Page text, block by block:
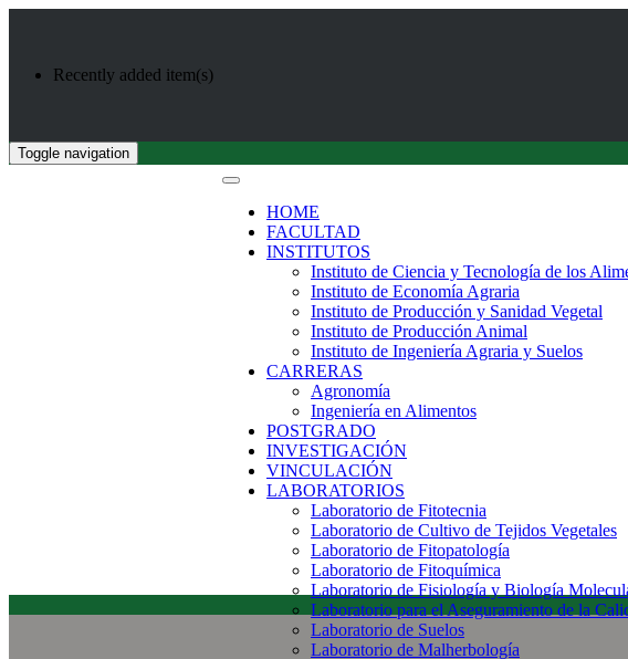
Recently added item(s)
Toggle navigation
HOME
FACULTAD
INSTITUTOS
Instituto de Ciencia y Tecnología de los
Instituto de Economía Agraria
Instituto de Producción y Sanidad Vegetal
Instituto de Producción Animal
Instituto de Ingeniería Agraria y Suelos
CARRERAS
Agronomía
Ingeniería en Alimentos
POSTGRADO
INVESTIGACIÓN
VINCULACIÓN
LABORATORIOS
Laboratorio de Fitotecnia
Laboratorio de Cultivo de Tejidos Vegetales
Laboratorio de Fitopatología
Laboratorio de Fitoquímica
Laboratorio de Fisiología y Biología
Laboratorio para el Aseguramiento de la
Laboratorio de Suelos
Laboratorio de Malherbología